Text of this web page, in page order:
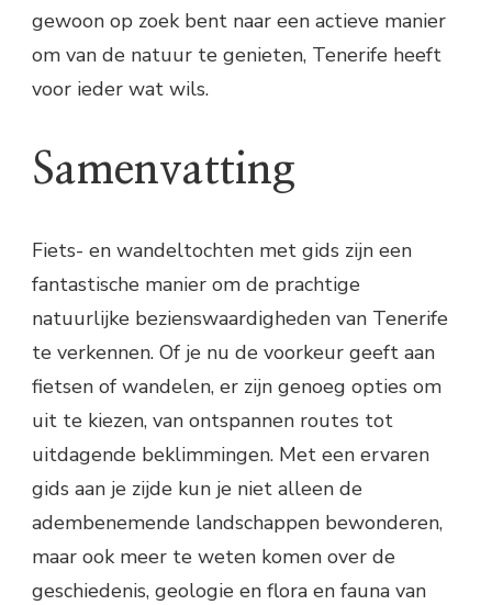
gewoon op zoek bent naar een actieve manier
om van de natuur te genieten, Tenerife heeft
voor ieder wat wils.
Samenvatting
Fiets- en wandeltochten met gids zijn een
fantastische manier om de prachtige
natuurlijke bezienswaardigheden van Tenerife
te verkennen. Of je nu de voorkeur geeft aan
fietsen of wandelen, er zijn genoeg opties om
uit te kiezen, van ontspannen routes tot
uitdagende beklimmingen. Met een ervaren
gids aan je zijde kun je niet alleen de
adembenemende landschappen bewonderen,
maar ook meer te weten komen over de
geschiedenis, geologie en flora en fauna van